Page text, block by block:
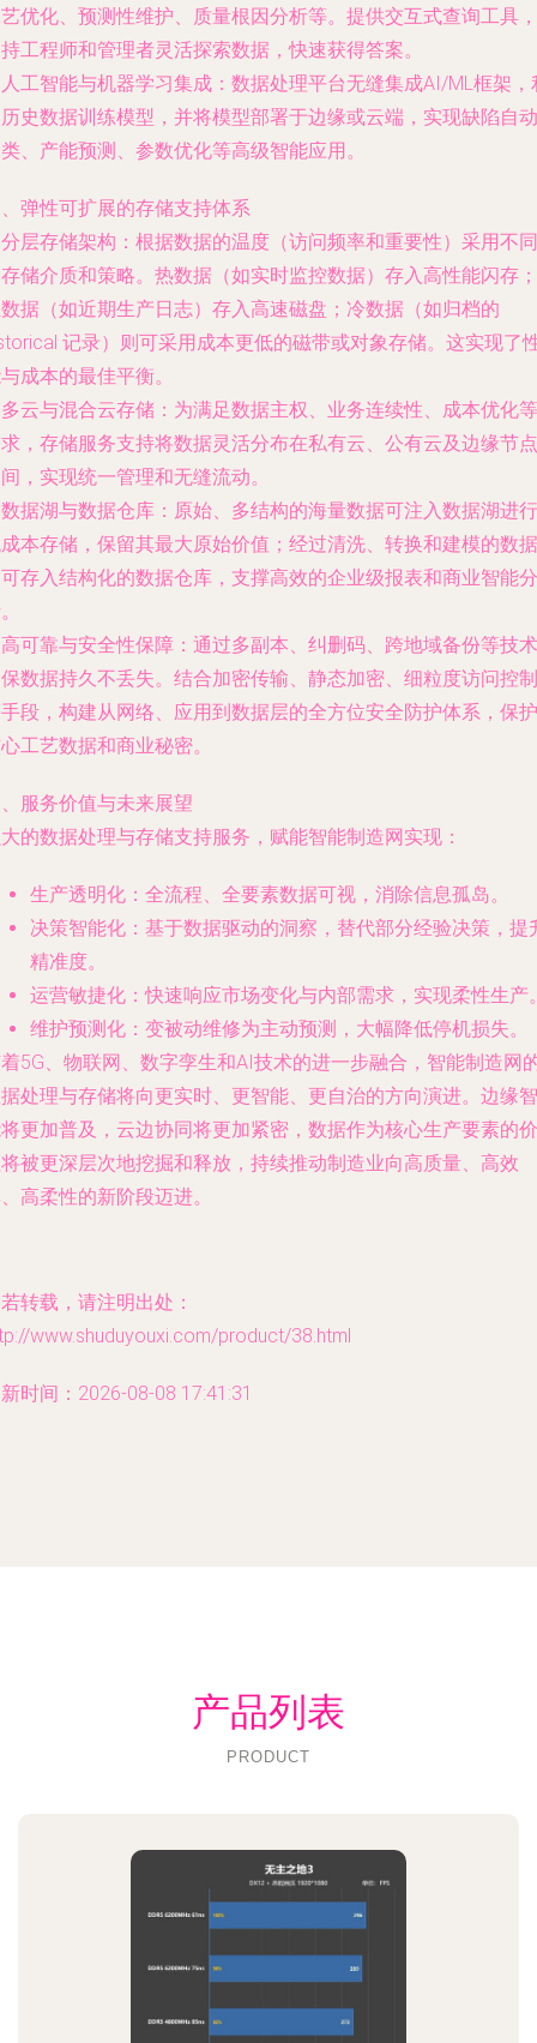
优化、预测性维护、质量根因分析等。提供交互式查询工具，
工程师和管理者灵活探索数据，快速获得答案。
人工智能与机器学习集成 ：数据处理平台无缝集成AI/ML框架，
史数据训练模型，并将模型部署于边缘或云端，实现缺陷自动
、产能预测、参数优化等高级智能应用。
弹性可扩展的存储支持体系
分层存储架构 ：根据数据的温度（访问频率和重要性）采用不同
储介质和策略。热数据（如实时监控数据）存入高性能闪存；
据（如近期生产日志）存入高速磁盘；冷数据（如归档的
记录）则可采用成本更低的磁带或对象存储。这实现了
成本的最佳平衡。
多云与混合云存储 ：为满足数据主权、业务连续性、成本优化等
，存储服务支持将数据灵活分布在私有云、公有云及边缘节点
，实现统一管理和无缝流动。
数据湖与数据仓库 ：原始、多结构的海量数据可注入数据湖进行
本存储，保留其最大原始价值；经过清洗、转换和建模的数据
存入结构化的数据仓库，支撑高效的企业级报表和商业智能分
高可靠与安全性保障 ：通过多副本、纠删码、跨地域备份等技术
数据持久不丢失。结合加密传输、静态加密、细粒度访问控制
段，构建从网络、应用到数据层的全方位安全防护体系，保护
工艺数据和商业秘密。
服务价值与未来展望
的数据处理与存储支持服务，赋能智能制造网实现：
生产透明化 ：全流程、全要素数据可视，消除信息孤岛。
决策智能化 ：基于数据驱动的洞察，替代部分经验决策，提
精准度。
运营敏捷化 ：快速响应市场变化与内部需求，实现柔性生产
维护预测化 ：变被动维修为主动预测，大幅降低停机损失。
5G、物联网、数字孪生和AI技术的进一步融合，智能制造网
处理与存储将向更实时、更智能、更自治的方向演进。边缘智
更加普及，云边协同将更加紧密，数据作为核心生产要素的价
被更深层次地挖掘和释放，持续推动制造业向高质量、高效
高柔性的新阶段迈进。
转载，请注明出处：
www.shuduyouxi.com/product/38.html
时间：2026-08-08 17:41:31
产品列表
PRODUCT